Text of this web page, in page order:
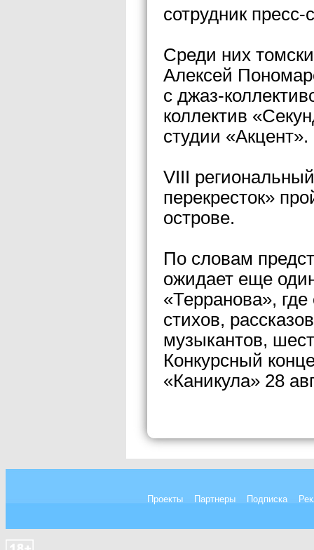
сотрудник
Среди них
Алексей
с джаз-
коллектив
студии «Акцент».
VIII
перекресток»
острове.
По словам
ожидает еще
«Терранова»,
стихов,
музыкантов,
Конкурсный
«Каникула» 28
Проекты Партнеры Подписка